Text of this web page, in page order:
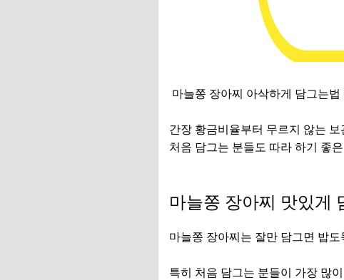
마늘쫑 장아찌 아삭하게 담그는법
간장 황금비율부터 무르지 않는
처음 담그는 분들도 따라 하기 좋
마늘쫑 장아찌 맛있게
마늘쫑 장아찌는 잘만 담그면 밥
특히 처음 담그는 분들이 가장 많